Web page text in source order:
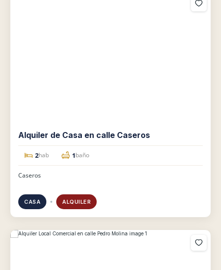
Alquiler de Casa en calle Caseros
2hab 1baño
Caseros
CASA ALQUILER